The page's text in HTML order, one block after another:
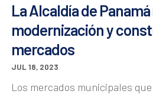
La Alcaldía de
modernización y
mercados
JUL 18, 2023
Los mercados municipales